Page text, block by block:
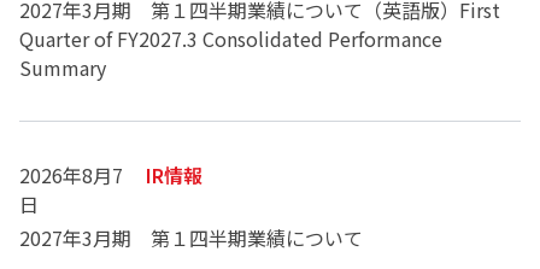
2027年3月期 第１四半期業績について（英語版）First
Quarter of FY2027.3 Consolidated Performance
Summary
2026年8月7
日
IR情報
2027年3月期 第１四半期業績について